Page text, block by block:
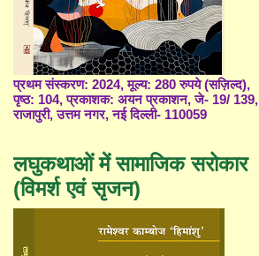
प्रथम संस्करण: 2024, मूल्य: 280 रुपये (सज़िल्द),
पृष्ठ: 104, प्रकाशक: अयन प्रकाशन, जे- 19/ 139,
राजापुरी, उत्तम नगर, नई दिल्ली- 110059
लघुकथाओं में सामाजिक सरोकार
(विमर्श एवं सृजन)